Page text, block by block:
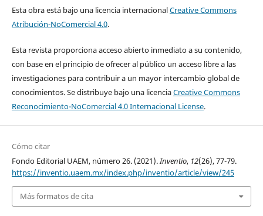
Esta obra está bajo una licencia internacionalCreative Commons
Atribución-NoComercial 4.0.
Esta revista proporciona acceso abierto inmediato a su contenido,
con base en el principio de ofrecer al público un acceso libre a las
investigaciones para contribuir a un mayor intercambio global de
conocimientos. Se distribuye bajo una licenciaCreative Commons
Reconocimiento-NoComercial 4.0 Internacional License.
Cómo citar
Fondo Editorial UAEM, número 26. (2021).Inventio, 12(26), 77-79.
https://inventio.uaem.mx/index.php/inventio/article/view/245
Más formatos de cita